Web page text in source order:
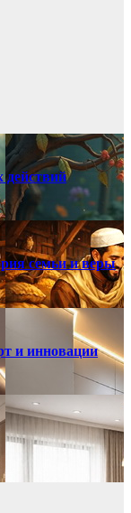
семьи и веры
и инновации